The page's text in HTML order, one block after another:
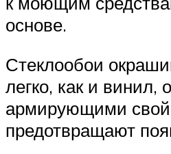
основе.
Стеклообои
легко, как и винил,
армирующими
предотвращают